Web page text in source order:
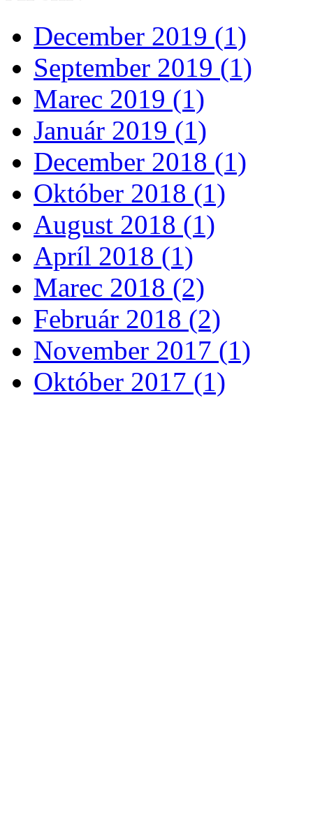
December 2019 (1)
September 2019 (1)
Marec 2019 (1)
Január 2019 (1)
December 2018 (1)
Október 2018 (1)
August 2018 (1)
Apríl 2018 (1)
Marec 2018 (2)
Február 2018 (2)
November 2017 (1)
Október 2017 (1)